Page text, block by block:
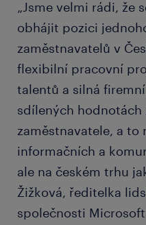
„Jsme velmi rádi, že
obhájit pozici
zaměstnavatelů v
flexibilní pracovní
talentů a silná
sdílených hodnotách
zaměstnavatele, a to
informačních a
ale na českém trhu
Žižková, ředitelka
společnosti